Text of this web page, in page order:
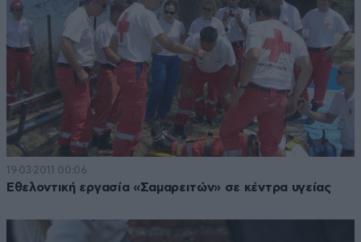
19·03·2011 00:06
Εθελοντική εργασία «Σαμαρειτών» σε κέντρα υγείας